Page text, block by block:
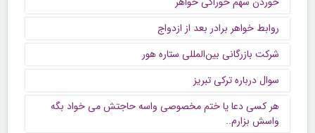
روابط خواهر برادر بعد از ازدواج
شرکت بازرگانی بین‌المللی ستاره هور
سوال درباره ترکی تبریز
هر کسی دعا یا ختم مخصوصی واسه حاجتش می خواد بگه
واسش بزارم..